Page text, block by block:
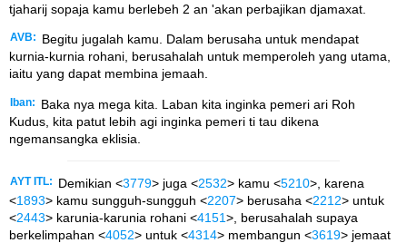
tjaharij sopaja kamu berlebeh 2 an 'akan perbajikan djamaxat.
AVB:
Begitu jugalah kamu. Dalam berusaha untuk mendapat
kurnia-kurnia rohani, berusahalah untuk memperoleh yang utama,
iaitu yang dapat membina jemaah.
Iban:
Baka nya mega kita. Laban kita inginka pemeri ari Roh
Kudus, kita patut lebih agi inginka pemeri ti tau dikena
ngemansangka eklisia.
AYT ITL: Demikian <3779> juga <2532> kamu <5210>, karena
<1893> kamu sungguh-sungguh <2207> berusaha <2212> untuk
<2443> karunia-karunia rohani <4151>, berusahalah supaya
berkelimpahan <4052> untuk <4314> membangun <3619> jemaat